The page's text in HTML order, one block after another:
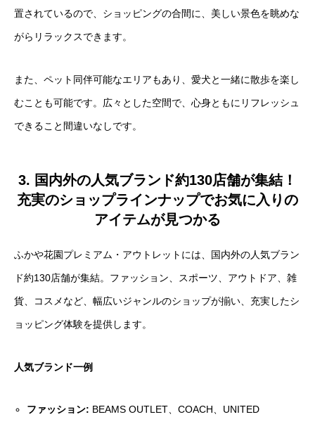
置されているので、ショッピングの合間に、美しい景色を眺めな
がらリラックスできます。
また、ペット同伴可能なエリアもあり、愛犬と一緒に散歩を楽し
むことも可能です。広々とした空間で、心身ともにリフレッシュ
できること間違いなしです。
3. 国内外の人気ブランド約130店舗が集結！
充実のショップラインナップでお気に入りの
アイテムが見つかる
ふかや花園プレミアム・アウトレットには、国内外の人気ブラン
ド約130店舗が集結。ファッション、スポーツ、アウトドア、雑
貨、コスメなど、幅広いジャンルのショップが揃い、充実したシ
ョッピング体験を提供します。
人気ブランド一例
ファッション: BEAMS OUTLET、COACH、UNITED